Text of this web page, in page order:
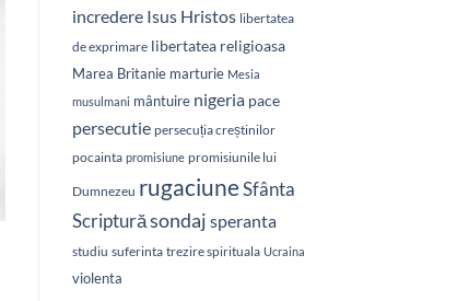
incredere Isus Hristos libertatea
de exprimare libertatea religioasa
Marea Britanie marturie Mesia
musulmani mântuire nigeria pace
persecutie persecuția creștinilor
pocainta promisiune promisiunile lui
Dumnezeu rugaciuneSfânta
Scripturăsondaj speranta
studiu suferinta trezire spirituala Ucraina
violenta